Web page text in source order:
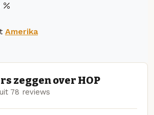
Amerika
zeggen over HOP
uit 78 reviews